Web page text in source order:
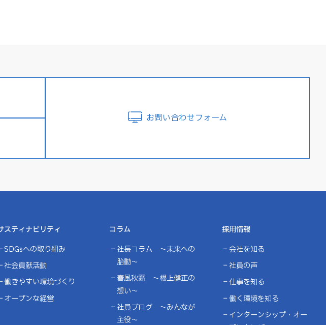
お問い合わせフォーム
スティナビリティ
SDGsへの取り組み
社会貢献活動
働きやすい環境づくり
オープンな経営
コラム
社長コラム ～未来への
胎動～
春風秋霜 ～根上健正の
想い～
社員ブログ ～みんなが
主役～
採用情報
会社を知る
社員の声
仕事を知る
働く環境を知る
インターンシップ・オー